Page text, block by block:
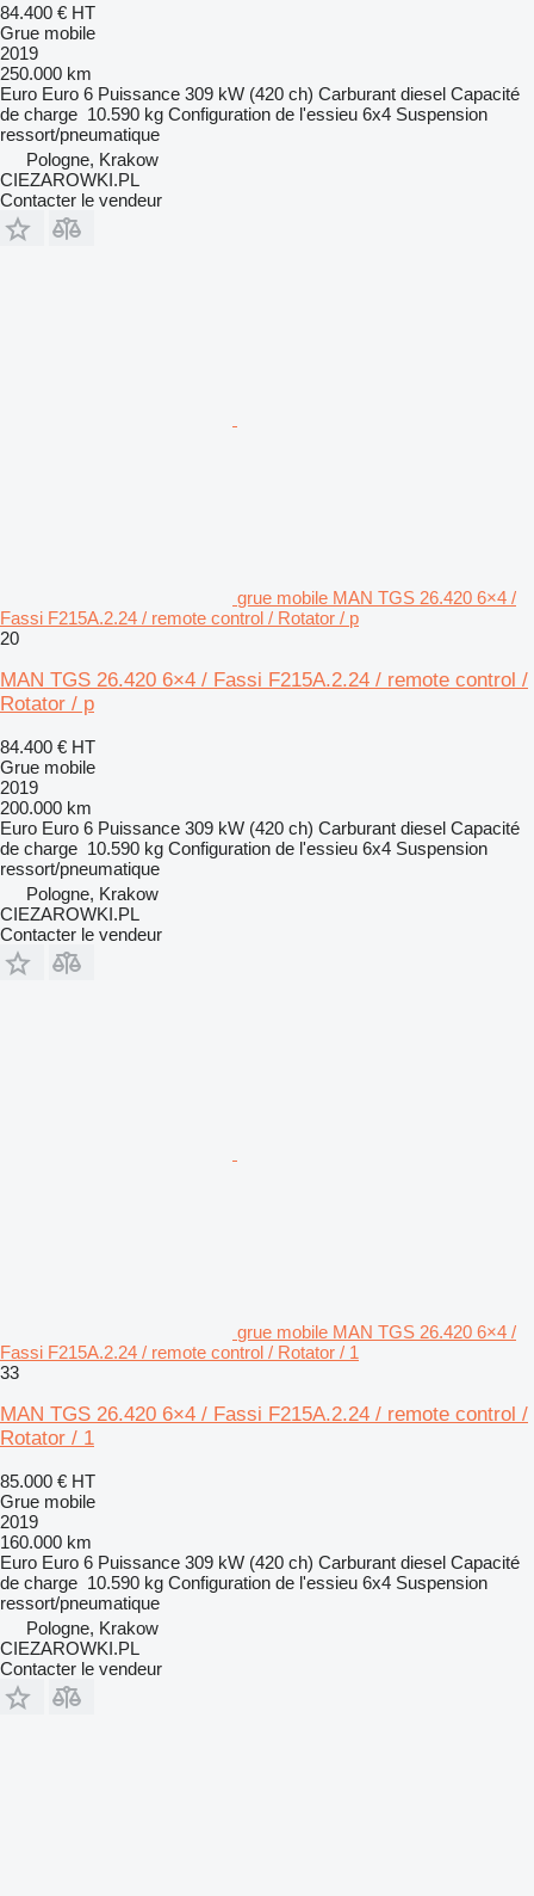
84.400 € HT
Grue mobile
2019
250.000 km
Euro Euro 6 Puissance 309 kW (420 ch) Carburant diesel Capacité
de charge 10.590 kg Configuration de l'essieu 6x4 Suspension
ressort/pneumatique
Pologne, Krakow
CIEZAROWKI.PL
Contacter le vendeur
grue mobile MAN TGS 26.420 6×4 /
Fassi F215A.2.24 / remote control / Rotator / p
20
MAN TGS 26.420 6×4 / Fassi F215A.2.24 / remote control /
Rotator / p
84.400 € HT
Grue mobile
2019
200.000 km
Euro Euro 6 Puissance 309 kW (420 ch) Carburant diesel Capacité
de charge 10.590 kg Configuration de l'essieu 6x4 Suspension
ressort/pneumatique
Pologne, Krakow
CIEZAROWKI.PL
Contacter le vendeur
grue mobile MAN TGS 26.420 6×4 /
Fassi F215A.2.24 / remote control / Rotator / 1
33
MAN TGS 26.420 6×4 / Fassi F215A.2.24 / remote control /
Rotator / 1
85.000 € HT
Grue mobile
2019
160.000 km
Euro Euro 6 Puissance 309 kW (420 ch) Carburant diesel Capacité
de charge 10.590 kg Configuration de l'essieu 6x4 Suspension
ressort/pneumatique
Pologne, Krakow
CIEZAROWKI.PL
Contacter le vendeur